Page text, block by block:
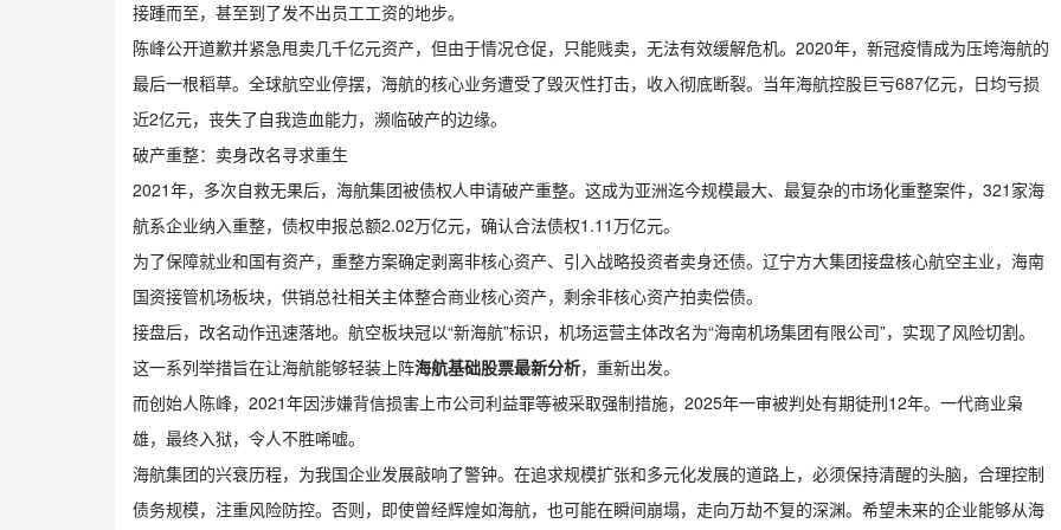
接踵而至，甚至到了发不出员工工资的地步。
陈峰公开道歉并紧急甩卖几千亿元资产，但由于情况仓促，只能贱卖，无法有效缓解危机。2020年，新冠疫情成为压垮海航的
最后一根稻草。全球航空业停摆，海航的核心业务遭受了毁灭性打击，收入彻底断裂。当年海航控股巨亏687亿元，日均亏损
近2亿元，丧失了自我造血能力，濒临破产的边缘。
破产重整：卖身改名寻求重生
2021年，多次自救无果后，海航集团被债权人申请破产重整。这成为亚洲迄今规模最大、最复杂的市场化重整案件，321家海
航系企业纳入重整，债权申报总额2.02万亿元，确认合法债权1.11万亿元。
为了保障就业和国有资产，重整方案确定剥离非核心资产、引入战略投资者卖身还债。辽宁方大集团接盘核心航空主业，海南
国资接管机场板块，供销总社相关主体整合商业核心资产，剩余非核心资产拍卖偿债。
接盘后，改名动作迅速落地。航空板块冠以“新海航”标识，机场运营主体改名为“海南机场集团有限公司”，实现了风险切割。
这一系列举措旨在让海航能够轻装上阵海航基础股票最新分析，重新出发。
而创始人陈峰，2021年因涉嫌背信损害上市公司利益罪等被采取强制措施，2025年一审被判处有期徒刑12年。一代商业枭
雄，最终入狱，令人不胜唏嘘。
海航集团的兴衰历程，为我国企业发展敲响了警钟。在追求规模扩张和多元化发展的道路上，必须保持清醒的头脑，合理控制
债务规模，注重风险防控。否则，即使曾经辉煌如海航，也可能在瞬间崩塌，走向万劫不复的深渊。希望未来的企业能够从海